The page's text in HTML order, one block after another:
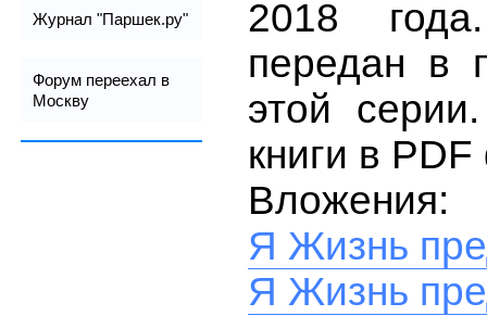
Журнал "Паршек.ру"
Форум переехал в
Москву
2018
передан в
этой
книги в
Вложения:
Я Жизнь
Я Жизнь